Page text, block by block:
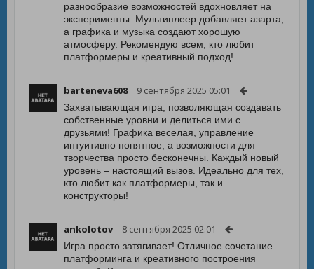
разнообразие возможностей вдохновляет на
эксперименты. Мультиплеер добавляет азарта,
а графика и музыка создают хорошую
атмосферу. Рекомендую всем, кто любит
платформеры и креативный подход!
barteneva608 9 сентября 2025 05:01
Захватывающая игра, позволяющая создавать
собственные уровни и делиться ими с
друзьями! Графика веселая, управление
интуитивно понятное, а возможности для
творчества просто бесконечны. Каждый новый
уровень – настоящий вызов. Идеально для тех,
кто любит как платформеры, так и
конструкторы!
ankolotov 8 сентября 2025 02:01
Игра просто затягивает! Отличное сочетание
платформинга и креативного построения